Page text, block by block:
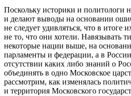
Поскольку историки и политологи
и делают выводы на основании
не следует удивляться, что в итоге
не то, что они хотели. Навязывать
некоторые нации выше, на
парламенты и федерации, а в
отсутствии каких либо знаний о
объединять в одно Московское
рассмотрим, как изменялась
и территория Московского